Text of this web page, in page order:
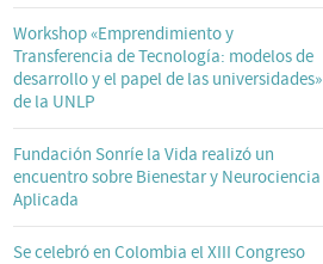
Workshop «Emprendimiento y
Transferencia de Tecnología: modelos de
desarrollo y el papel de las universidades»
de la UNLP
Fundación Sonríe la Vida realizó un
encuentro sobre Bienestar y Neurociencia
Aplicada
Se celebró en Colombia el XIII Congreso